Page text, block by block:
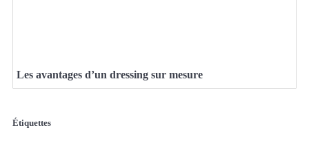
Les avantages d’un dressing sur mesure
Étiquettes